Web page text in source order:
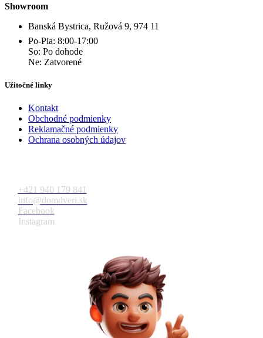
Showroom
Banská Bystrica, Ružová 9, 974 11
Po-Pia: 8:00-17:00
So: Po dohode
Ne: Zatvorené
Užitočné linky
Kontakt
Obchodné podmienky
Reklamačné podmienky
Ochrana osobných údajov
+421 940 179 841
info@domdveri.sk
Facebook
Instagram